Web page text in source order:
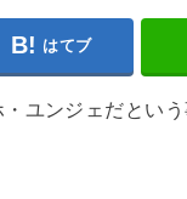
はてブ
ユンジェだとい